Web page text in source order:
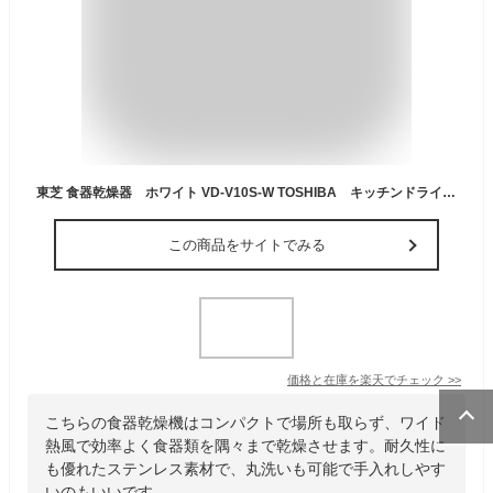
東芝 食器乾燥器 ホワイト VD-V10S-W TOSHIBA キッチンドライヤー [VDV10SW]
この商品をサイトでみる
価格と在庫を楽天でチェック >>
こちらの食器乾燥機はコンパクトで場所も取らず、ワイド
熱風で効率よく食器類を隅々まで乾燥させます。耐久性に
も優れたステンレス素材で、丸洗いも可能で手入れしやす